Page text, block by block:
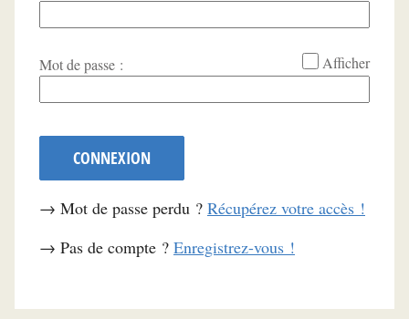
Mot de passe : Afficher
CONNEXION
→ Mot de passe perdu ? Récupérez votre accès !
→ Pas de compte ? Enregistrez-vous !